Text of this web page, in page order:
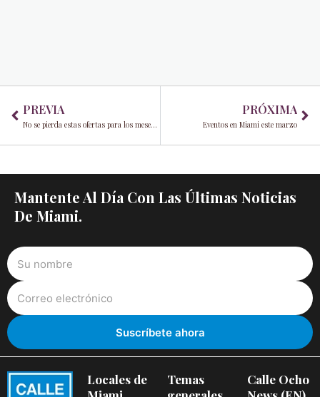
PREVIA
No se pierda estas ofertas para los meses de salud y bienestar
PRÓXIMA
Eventos en Miami este marzo
Mantente Al Día Con Las Últimas Noticias
De Miami.
Locales de
Temas
Calle Ocho